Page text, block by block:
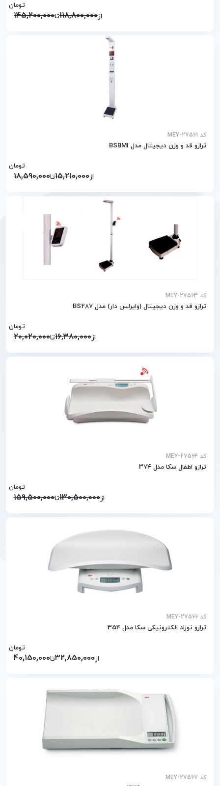
از118,800,000تا145,200,000
تومان
کد MEY-27561
ترازو قد و وزن دیجیتال مدل BSBMI
از15,210,000تا18,590,000
تومان
کد MEY-27563
ترازو قد و وزن دیجیتال (وایرلس دار) مدل BS287
از16,380,000تا20,020,000
تومان
کد MEY-27564
ترازو اطفال سکا مدل 374
از130,500,000تا159,500,000
تومان
کد MEY-27566
ترازو نوزاد الکترونیکی سکا مدل 354
از32,850,000تا40,150,000
تومان
کد MEY-27567